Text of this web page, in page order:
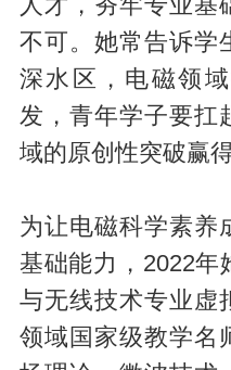
人才，夯牢专业基
不可。她常告诉学
深水区，电磁领
发，青年学子要扛
域的原创性突破赢
为让电磁科学素养
基础能力，2022年
与无线技术专业虚
领域国家级教学名